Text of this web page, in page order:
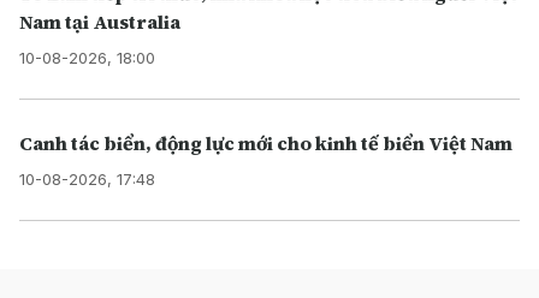
Nam tại Australia
10-08-2026, 18:00
Canh tác biển, động lực mới cho kinh tế biển Việt Nam
10-08-2026, 17:48